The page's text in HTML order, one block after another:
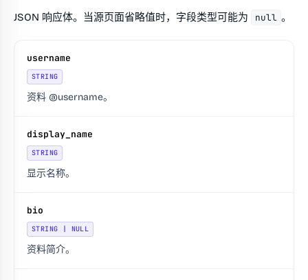
JSON 响应体。当源页面省略值时，字段类型可能为 null 。
username
STRING
资料 @username。
display_name
STRING
显示名称。
bio
STRING | NULL
资料简介。